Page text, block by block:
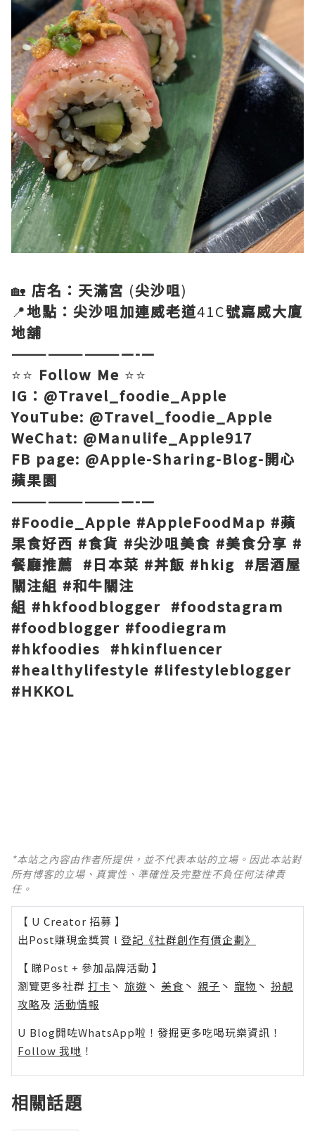
🏡 店名：天滿宮 (尖沙咀)
📍地點：尖沙咀加連威老道41C號嘉威大廈
地舖
——————————-—
⭐️⭐️ Follow Me ⭐️⭐️
IG：@Travel_foodie_Apple
YouTube: @Travel_foodie_Apple
WeChat: @Manulife_Apple917
FB page: @Apple-Sharing-Blog-開心
蘋果園
——————————-—
#Foodie_Apple #AppleFoodMap #蘋
果食好西 #食貨 #尖沙咀美食 #美食分享 #
餐廳推薦 #日本菜 #丼飯 #hkig #居酒屋
關注組 #和牛關注
組 #hkfoodblogger #foodstagram
#foodblogger #foodiegram
#hkfoodies #hkinfluencer
#healthylifestyle #lifestyleblogger
#HKKOL
*本站之內容由作者所提供，並不代表本站的立場。因此本站對
所有博客的立場、真實性、準確性及完整性不負任何法律責
任。
【 U Creator 招募 】
出Post賺現金獎賞 l 登記《社群創作有價企劃》
【 睇Post + 參加品牌活動 】
瀏覽更多社群 打卡 丶 旅遊 丶 美食 丶 親子 丶 寵物 丶 扮靚
攻略及 活動情報
U Blog開咗WhatsApp啦！發掘更多吃喝玩樂資訊！
Follow 我哋 ！
相關話題